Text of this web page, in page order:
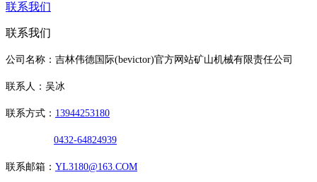
联系我们
联系我们
公司名称：吉林伟德国际(bevictor)官方网站矿山机械有限责任公司
联系人：吴冰
联系方式： 13944253180
0432-64824939
联系邮箱： YL3180@163.COM